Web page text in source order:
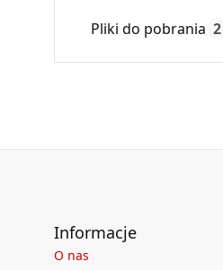
Max. temperatura:
Pliki do pobrania 2
Informacje
O nas